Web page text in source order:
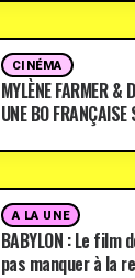
CINÉMA
MYLÈNE FARMER &
UNE BO
A LA UNE
BABYLON : Le
pas manquer à la